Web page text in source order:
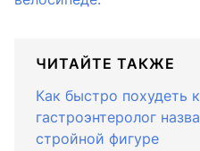
ЧИТАЙТЕ ТАКЖЕ
Как быстро похудеть
гастроэнтеролог
стройной фигуре